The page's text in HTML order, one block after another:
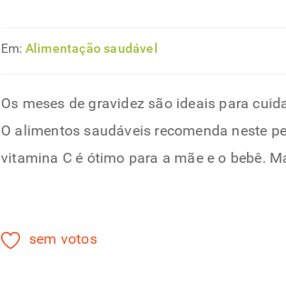
Em: Alimentação saudável
Os meses de gravidez são ideais para
O alimentos saudáveis recomenda neste
vitamina C é ótimo para a mãe e o bebê.
sem votos